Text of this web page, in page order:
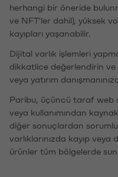
herhangi bir öneride
ve NFT'ler dahil), yüksek
kayıpları yaşanabilir.
Dijital varlık işlemleri
dikkatlice değerlendirin
veya yatırım
Paribu, üçüncü taraf web
veya kullanımından
diğer sonuçlardan sorumlu
varlıklarınızda kayıp
ürünler tüm bölgelerde